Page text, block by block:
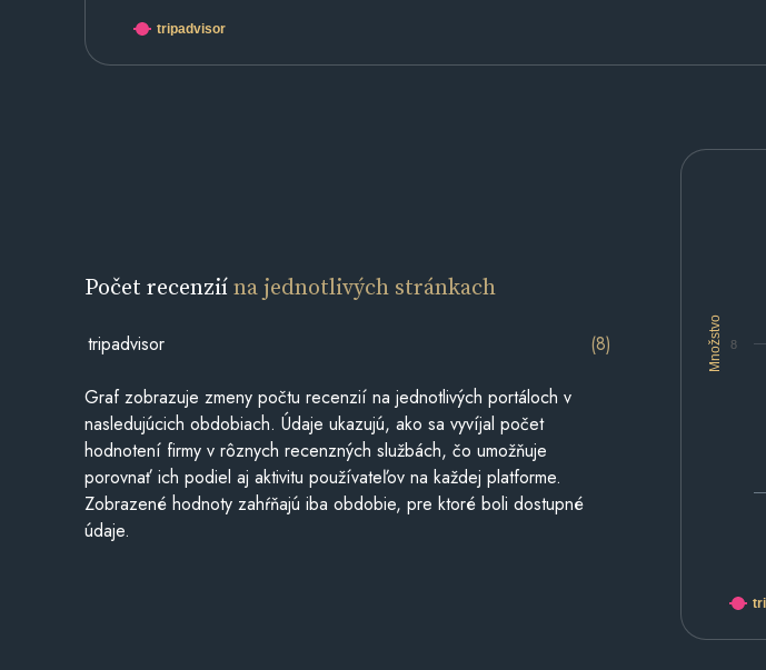
tripadvisor
Množstvo 8
Počet recenziína jednotlivých stránkach
tripadvisor (8)
Graf zobrazuje zmeny počtu recenzií na jednotlivých portáloch v
nasledujúcich obdobiach. Údaje ukazujú, ako sa vyvíjal počet
hodnotení firmy v rôznych recenzných službách, čo umožňuje
porovnať ich podiel aj aktivitu používateľov na každej platforme.
Zobrazené hodnoty zahŕňajú iba obdobie, pre ktoré boli dostupné
údaje.